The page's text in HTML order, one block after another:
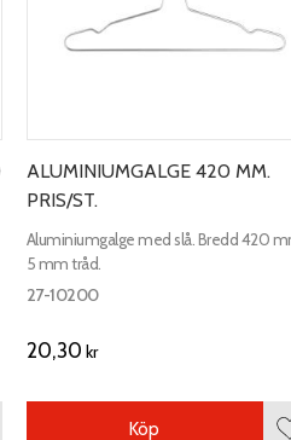
ALUMINIUMGALGE 420 MM.
PRIS/ST.
Aluminiumgalge med slå. Bredd 420
5 mm tråd.
27-10200
20,30 kr
Köp